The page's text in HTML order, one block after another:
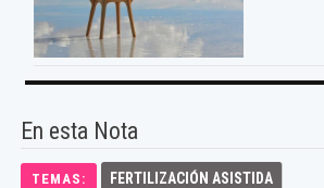
En esta Nota
TEMAS: FERTILIZACIÓN ASISTIDA